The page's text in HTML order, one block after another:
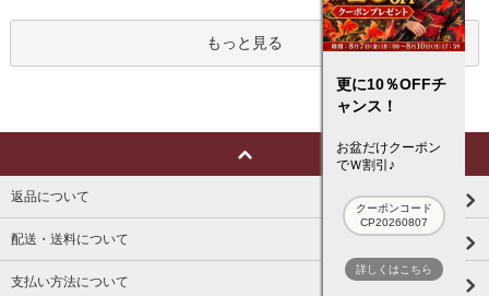
もっと見る
返品について
配送・送料について
支払い方法について
更に10％OFFチ
ャンス！
お盆だけクーポン
でＷ割引♪
クーポンコード
CP20260807
詳しくはこちら